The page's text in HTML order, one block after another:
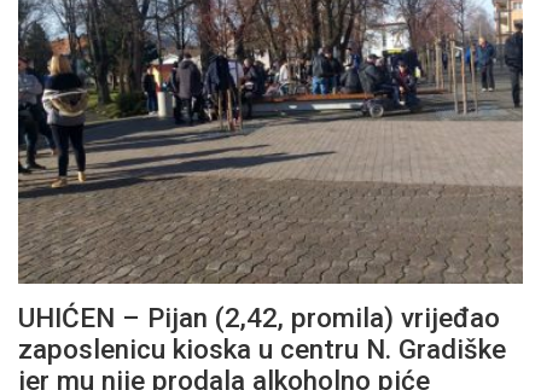
UHIĆEN – Pijan (2,42, promila) vrijeđao
zaposlenicu kioska u centru N. Gradiške
jer mu nije prodala alkoholno piće